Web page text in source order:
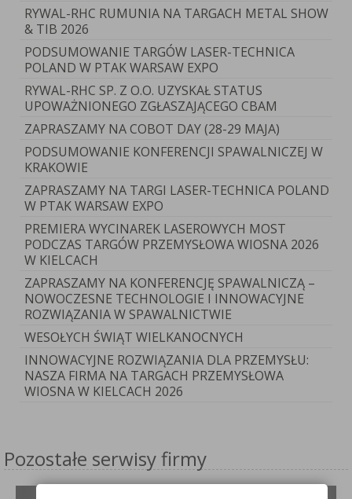
RYWAL-RHC RUMUNIA NA TARGACH METAL SHOW
& TIB 2026
PODSUMOWANIE TARGÓW LASER-TECHNICA
POLAND W PTAK WARSAW EXPO
RYWAL-RHC SP. Z O.O. UZYSKAŁ STATUS
UPOWAŻNIONEGO ZGŁASZAJĄCEGO CBAM
ZAPRASZAMY NA COBOT DAY (28-29 MAJA)
PODSUMOWANIE KONFERENCJI SPAWALNICZEJ W
KRAKOWIE
ZAPRASZAMY NA TARGI LASER-TECHNICA POLAND
W PTAK WARSAW EXPO
PREMIERA WYCINAREK LASEROWYCH MOST
PODCZAS TARGÓW PRZEMYSŁOWA WIOSNA 2026
W KIELCACH
ZAPRASZAMY NA KONFERENCJĘ SPAWALNICZĄ –
NOWOCZESNE TECHNOLOGIE I INNOWACYJNE
ROZWIĄZANIA W SPAWALNICTWIE
WESOŁYCH ŚWIĄT WIELKANOCNYCH
INNOWACYJNE ROZWIĄZANIA DLA PRZEMYSŁU:
NASZA FIRMA NA TARGACH PRZEMYSŁOWA
WIOSNA W KIELCACH 2026
Pozostałe serwisy firmy